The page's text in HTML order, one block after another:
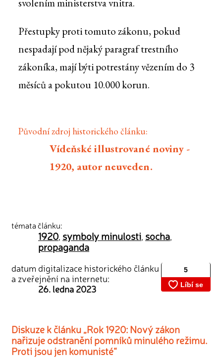
svolením ministerstva vnitra.
Přestupky proti tomuto zákonu, pokud
nespadají pod nějaký paragraf trestního
zákoníka, mají býti potrestány vězením do 3
měsíců a pokutou 10.000 korun.
Původní zdroj historického článku:
Vídeňské illustrované noviny -
1920, autor neuveden.
témata článku:
1920, symboly minulosti, socha,
propaganda
datum digitalizace historického článku
a zveřejnění na internetu:
26. ledna 2023
Diskuze k článku „Rok 1920: Nový zákon
nařizuje odstranění pomníků minulého režimu.
Proti jsou jen komunisté“